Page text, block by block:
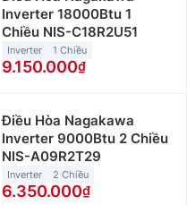
Inverter 18000Btu 1
Chiều NIS-C18R2U51
Inverter 1 Chiều
9.150.000
Điều Hòa Nagakawa
Inverter 9000Btu 2 Chiều
NIS-A09R2T29
Inverter 2 Chiều
6.350.000